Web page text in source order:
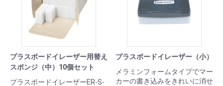
プラスボードイレーザー用替え
スポンジ（中）10個セット
プラスボードイレーザーER-S-
プラスボードイレーザー（小）
メラミンフォームタイプでマー
カーの書き込みをきれいに消せ